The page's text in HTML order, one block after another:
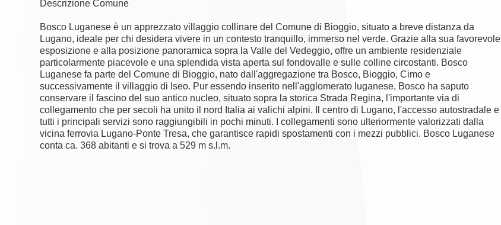
Descrizione Comune
Bosco Luganese è un apprezzato villaggio collinare del Comune di Bioggio, situato a breve distanza da
Lugano, ideale per chi desidera vivere in un contesto tranquillo, immerso nel verde. Grazie alla sua favorevole
esposizione e alla posizione panoramica sopra la Valle del Vedeggio, offre un ambiente residenziale
particolarmente piacevole e una splendida vista aperta sul fondovalle e sulle colline circostanti. Bosco
Luganese fa parte del Comune di Bioggio, nato dall'aggregazione tra Bosco, Bioggio, Cimo e
successivamente il villaggio di Iseo. Pur essendo inserito nell'agglomerato luganese, Bosco ha saputo
conservare il fascino del suo antico nucleo, situato sopra la storica Strada Regina, l'importante via di
collegamento che per secoli ha unito il nord Italia ai valichi alpini. Il centro di Lugano, l'accesso autostradale e
tutti i principali servizi sono raggiungibili in pochi minuti. I collegamenti sono ulteriormente valorizzati dalla
vicina ferrovia Lugano-Ponte Tresa, che garantisce rapidi spostamenti con i mezzi pubblici. Bosco Luganese
conta ca. 368 abitanti e si trova a 529 m s.l.m.